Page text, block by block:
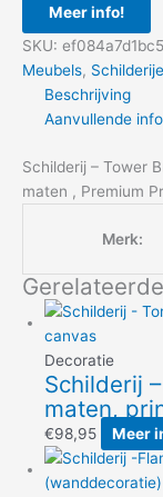
Meer info!
SKU: ef084a7d1bc5
Meubels,
Beschrijving
Aanvullende
Schilderij – Tower
maten , Premium
Merk:
Decoratie
Schilderij
maten,
€98,95 Meer